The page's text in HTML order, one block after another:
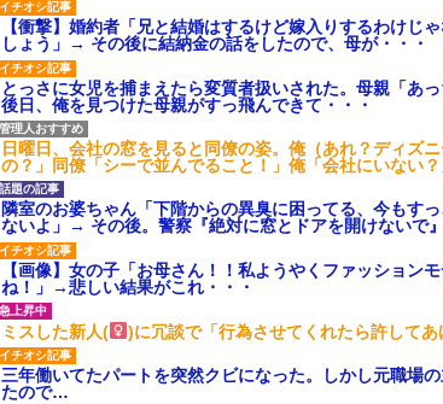
【衝撃】婚約者「兄と結婚はするけど嫁入りするわけじ
しょう」→ その後に結納金の話をしたので、母が・・・
とっさに女児を捕まえたら変質者扱いされた。母親「あ
後日、俺を見つけた母親がすっ飛んできて・・・
日曜日、会社の窓を見ると同僚の姿。俺（あれ？ディズ
の？」同僚「シーで並んでること！」俺「会社にいない
隣室のお婆ちゃん「下階からの異臭に困ってる、今もす
ないよ」→ その後。警察『絶対に窓とドアを開けないで』
【画像】女の子「お母さん！！私ようやくファッション
ね！」→悲しい結果がこれ・・・
ミスした新人( )に冗談で「行為させてくれたら許してあ
三年働いてたパートを突然クビになった。しかし元職場
たので…